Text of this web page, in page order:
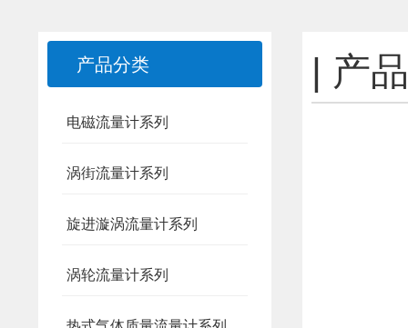
产品分类
电磁流量计系列
涡街流量计系列
旋进漩涡流量计系列
涡轮流量计系列
| 产